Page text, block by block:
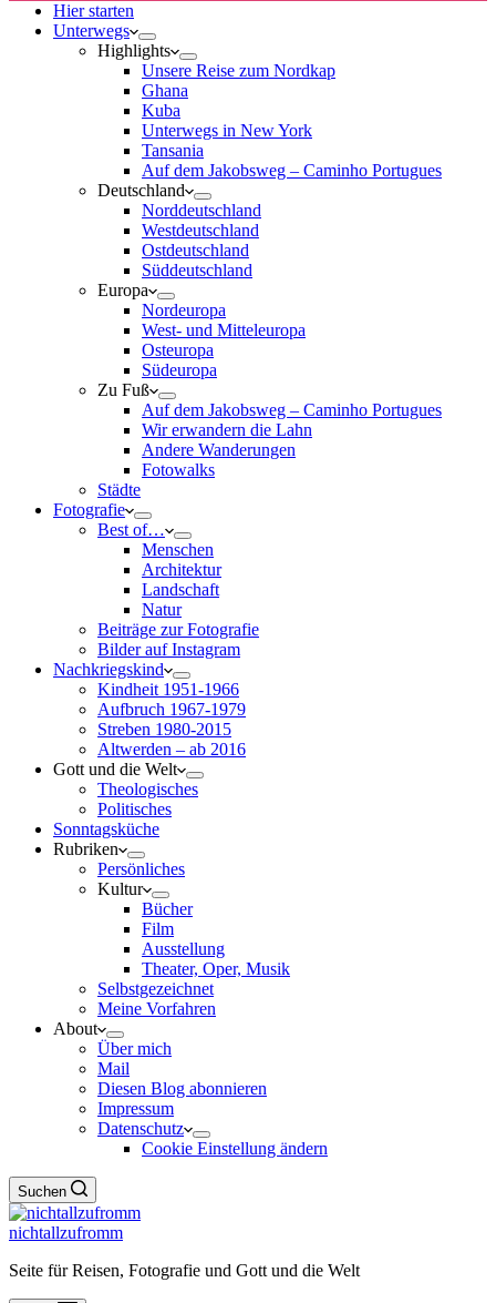
Hier starten
Unterwegs
Highlights
Unsere Reise zum Nordkap
Ghana
Kuba
Unterwegs in New York
Tansania
Auf dem Jakobsweg – Caminho Portugues
Deutschland
Norddeutschland
Westdeutschland
Ostdeutschland
Süddeutschland
Europa
Nordeuropa
West- und Mitteleuropa
Osteuropa
Südeuropa
Zu Fuß
Auf dem Jakobsweg – Caminho Portugues
Wir erwandern die Lahn
Andere Wanderungen
Fotowalks
Städte
Fotografie
Best of…
Menschen
Architektur
Landschaft
Natur
Beiträge zur Fotografie
Bilder auf Instagram
Nachkriegskind
Kindheit 1951-1966
Aufbruch 1967-1979
Streben 1980-2015
Altwerden – ab 2016
Gott und die Welt
Theologisches
Politisches
Sonntagsküche
Rubriken
Persönliches
Kultur
Bücher
Film
Ausstellung
Theater, Oper, Musik
Selbstgezeichnet
Meine Vorfahren
About
Über mich
Mail
Diesen Blog abonnieren
Impressum
Datenschutz
Cookie Einstellung ändern
Suchen
nichtallzufromm
Seite für Reisen, Fotografie und Gott und die Welt